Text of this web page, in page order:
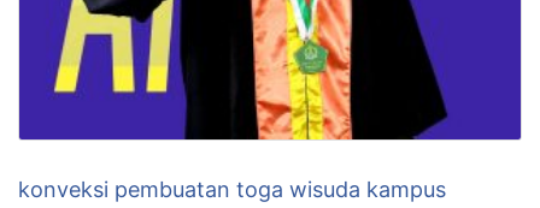
konveksi pembuatan toga wisuda kampus